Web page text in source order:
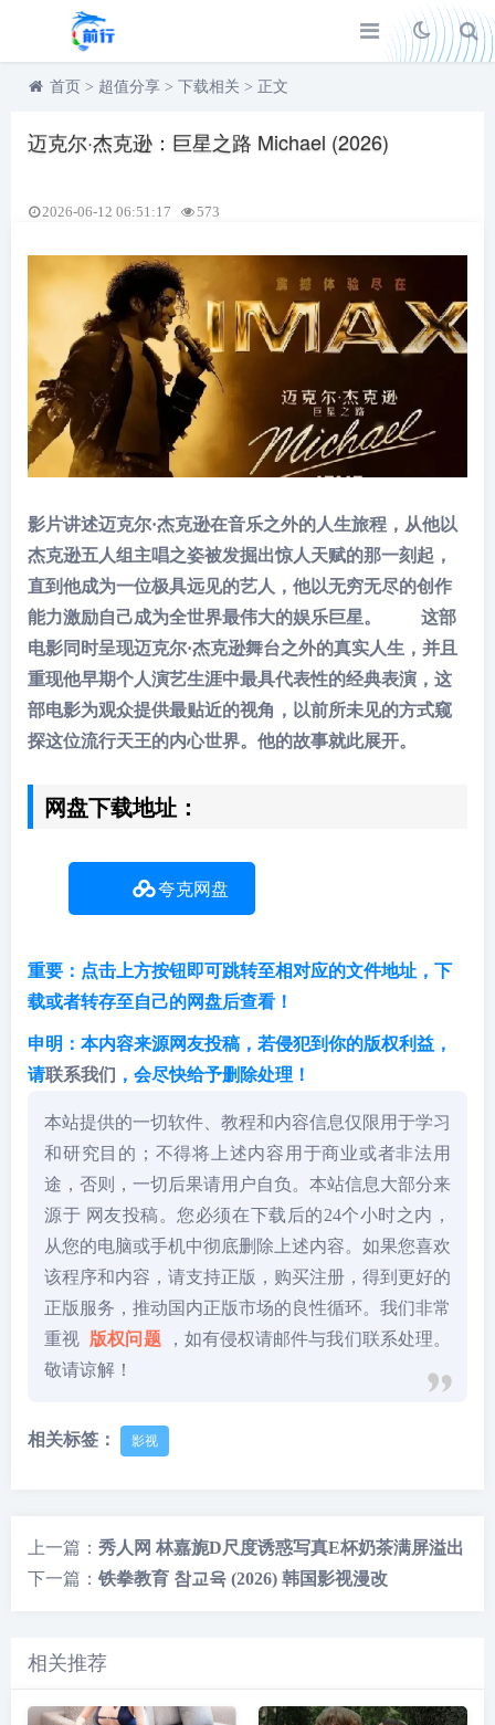
首页 > 超值分享 > 下载相关 > 正文
迈克尔·杰克逊：巨星之路 Michael (2026)
2026-06-12 06:51:17 573
影片讲述迈克尔·杰克逊在音乐之外的人生旅程，从他以
杰克逊五人组主唱之姿被发掘出惊人天赋的那一刻起，
直到他成为一位极具远见的艺人，他以无穷无尽的创作
能力激励自己成为全世界最伟大的娱乐巨星。 这部
电影同时呈现迈克尔·杰克逊舞台之外的真实人生，并且
重现他早期个人演艺生涯中最具代表性的经典表演，这
部电影为观众提供最贴近的视角，以前所未见的方式窥
探这位流行天王的内心世界。他的故事就此展开。
网盘下载地址：
夸克网盘
重要：点击上方按钮即可跳转至相对应的文件地址，下
载或者转存至自己的网盘后查看！
申明：本内容来源网友投稿，若侵犯到你的版权利益，
请联系我们 ，会尽快给予删除处理！
本站提供的一切软件、教程和内容信息仅限用于学习
和研究目的；不得将上述内容用于商业或者非法用
途，否则，一切后果请用户自负。本站信息大部分来
源于 网友投稿。您必须在下载后的24个小时之内，
从您的电脑或手机中彻底删除上述内容。如果您喜欢
该程序和内容，请支持正版，购买注册，得到更好的
正版服务，推动国内正版市场的良性循环。我们非常
重视 版权问题
，如有侵权请邮件与我们联系处理。
敬请谅解！
相关标签： 影视
上一篇： 秀人网 林嘉旎D尺度诱惑写真E杯奶茶满屏溢出
下一篇： 铁拳教育 참교육 (2026) 韩国影视漫改
相关推荐